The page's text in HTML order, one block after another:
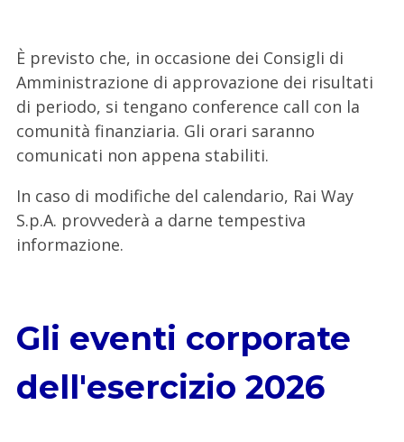
È previsto che, in occasione dei Consigli di
Amministrazione di approvazione dei risultati
di periodo, si tengano conference call con la
comunità finanziaria. Gli orari saranno
comunicati non appena stabiliti.
In caso di modifiche del calendario, Rai Way
S.p.A. provvederà a darne tempestiva
informazione.
Gli eventi corporate
dell'esercizio 2026